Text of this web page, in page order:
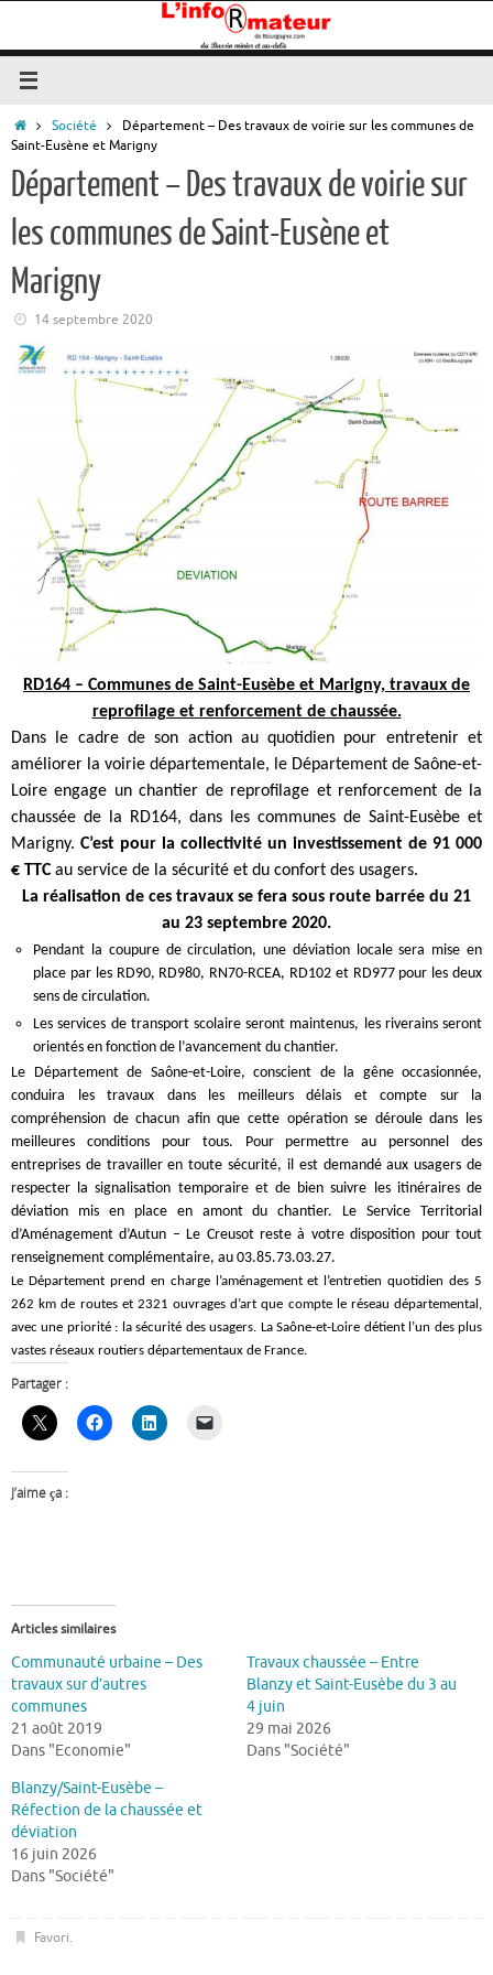
contenu
Accueil
Société
Département – Des travaux de voirie sur les communes de
Saint-Eusène et Marigny
Département – Des travaux de voirie sur
les communes de Saint-Eusène et
Marigny
14 septembre 2020
RD164 – Communes de Saint-Eusèbe et Marigny, travaux de
reprofilage et renforcement de chaussée.
Dans le cadre de son action au quotidien pour entretenir et
améliorer la voirie départementale, le Département de Saône-et-
Loire engage un chantier de reprofilage et renforcement de la
chaussée de la RD164, dans les communes de Saint-Eusèbe et
Marigny. C’est pour la collectivité un investissement de 91 000
€ TTCau service de la sécurité et du confort des usagers.
La réalisation de ces travaux se fera sous route barrée du 21
au 23 septembre 2020.
Pendant la coupure de circulation, une déviation locale sera mise en
place par les RD90, RD980, RN70-RCEA, RD102 et RD977 pour les deux
sens de circulation.
Les services de transport scolaire seront maintenus, les riverains seront
orientés en fonction de l’avancement du chantier.
Le Département de Saône-et-Loire, conscient de la gêne occasionnée,
conduira les travaux dans les meilleurs délais et compte sur la
compréhension de chacun afin que cette opération se déroule dans les
meilleures conditions pour tous. Pour permettre au personnel des
entreprises de travailler en toute sécurité, il est demandé aux usagers de
respecter la signalisation temporaire et de bien suivre les itinéraires de
déviation mis en place en amont du chantier. Le Service Territorial
d’Aménagement d’Autun – Le Creusot reste à votre disposition pour tout
renseignement complémentaire, au 03.85.73.03.27.
Le Département prend en charge l’aménagement et l’entretien quotidien des 5
262 km de routes et 2321 ouvrages d’art que compte le réseau départemental,
avec une priorité : la sécurité des usagers. La Saône-et-Loire détient l’un des plus
vastes réseaux routiers départementaux de France.
Partager :
J’aime ça :
Articles similaires
Communauté urbaine – Des
travaux sur d’autres
communes
21 août 2019
Dans "Economie"
Travaux chaussée – Entre
Blanzy et Saint-Eusèbe du 3 au
4 juin
29 mai 2026
Dans "Société"
Blanzy/Saint-Eusèbe –
Réfection de la chaussée et
déviation
16 juin 2026
Dans "Société"
Favori.